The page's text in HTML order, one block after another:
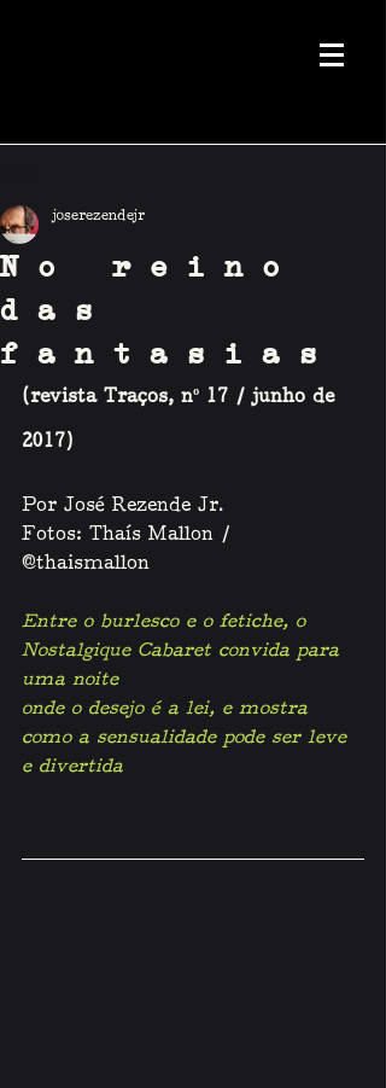
No reino
das
fantasias
joserezendejr
(revista Traços, nº 17 / junho de
2017)
Por José Rezende Jr.
Fotos: Thaís Mallon /
@thaismallon
Entre o burlesco e o fetiche, o
Nostalgique Cabaret convida para
uma noite
onde o desejo é a lei, e mostra
como a sensualidade pode ser leve
e divertida